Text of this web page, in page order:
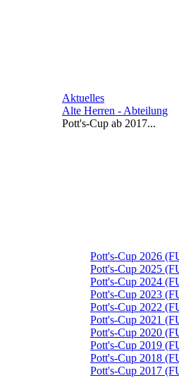
Aktuelles
Alte Herren - Abteilung
Pott's-Cup ab 2017...
Pott's-Cup 2026
Pott's-Cup 2025
Pott's-Cup 2024
Pott's-Cup 2023
Pott's-Cup 2022
Pott's-Cup 2021
Pott's-Cup 2020
Pott's-Cup 2019
Pott's-Cup 2018
Pott's-Cup 2017